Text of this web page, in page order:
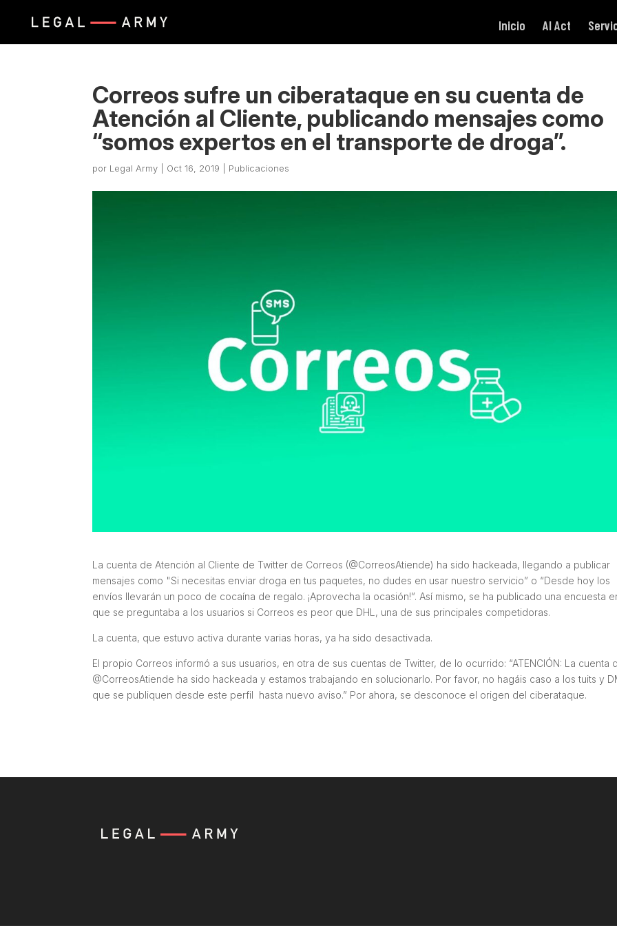
Inicio AI Act
Correos sufre un ciberataque en su cuenta de
Atención al Cliente, publicando mensajes como
“somos expertos en el transporte de droga”.
por Legal Army Oct 16, 2019 Publicaciones
La cuenta de Atención al Cliente de Twitter de Correos (@CorreosAtiende) ha sido hackeada, llegando a publicar
mensajes como "Si necesitas enviar droga en tus paquetes, no dudes en usar nuestro servicio” o “Desde hoy los
envíos llevarán un poco de cocaína de regalo. ¡Aprovecha la ocasión!”. Así mismo, se ha publicado una encuesta
que se preguntaba a los usuarios si Correos es peor que DHL, una de sus principales competidoras.
La cuenta, que estuvo activa durante varias horas, ya ha sido desactivada.
El propio Correos informó a sus usuarios, en otra de sus cuentas de Twitter, de lo ocurrido: “ATENCIÓN: La cuenta
@CorreosAtiende ha sido hackeada y estamos trabajando en solucionarlo. Por favor, no hagáis caso a los tuits y
que se publiquen desde este perfil hasta nuevo aviso.” Por ahora, se desconoce el origen del ciberataque.